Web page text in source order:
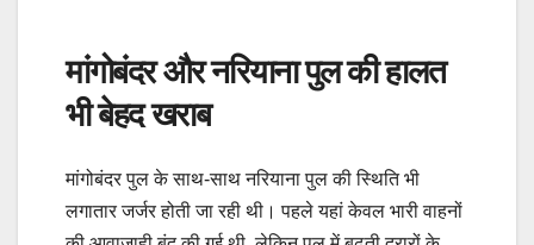
मांगोबंदर और नरियाना पुल की हालत
भी बेहद खराब
मांगोबंदर पुल के साथ-साथ नरियाना पुल की स्थिति भी
लगातार जर्जर होती जा रही थी। पहले यहां केवल भारी वाहनों